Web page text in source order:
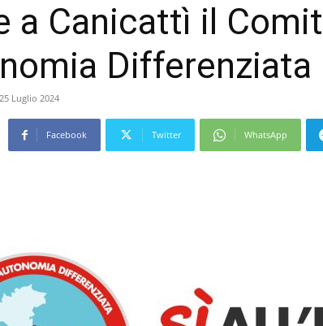
a Canicattì il
Differenziata
25 Luglio 2024
Facebook Twitter WhatsApp